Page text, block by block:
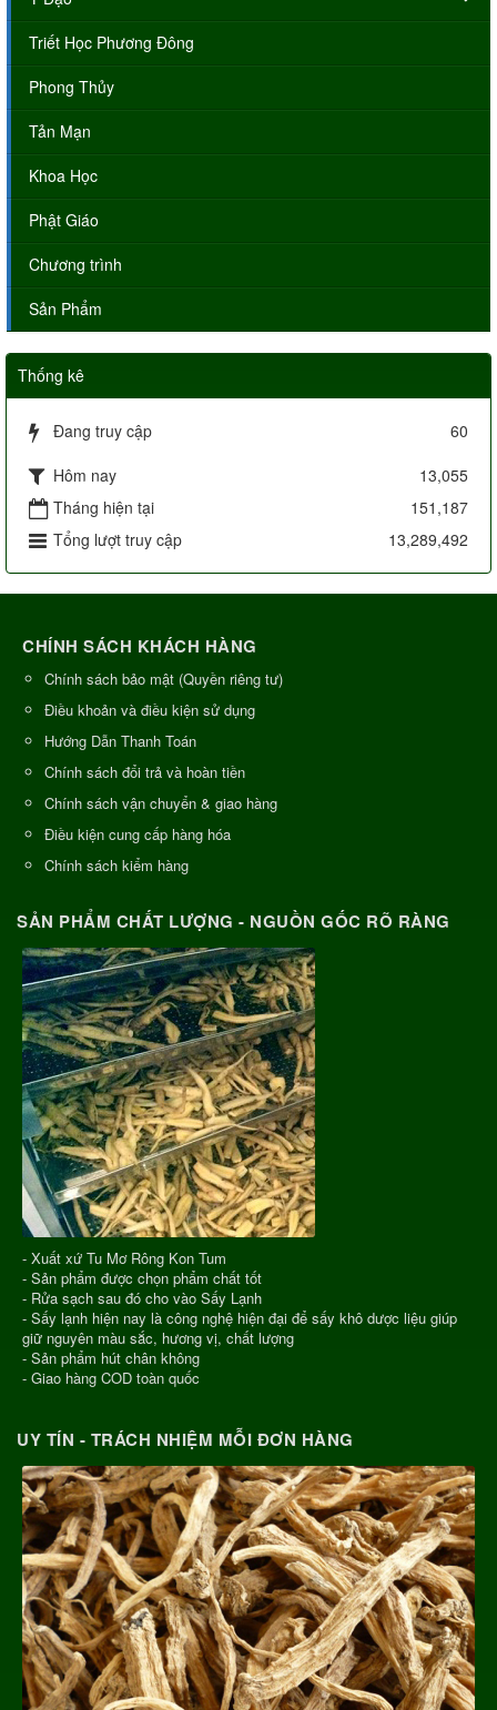
Triết Học Phương Đông
Phong Thủy
Tản Mạn
Khoa Học
Phật Giáo
Chương trình
Sản Phẩm
Thống kê
Đang truy cập
60
Hôm nay
13,055
Tháng hiện tại
151,187
Tổng lượt truy cập
13,289,492
CHÍNH SÁCH KHÁCH HÀNG
Chính sách bảo mật (Quyền riêng tư)
Điều khoản và điều kiện sử dụng
Hướng Dẫn Thanh Toán
Chính sách đổi trả và hoàn tiền
Chính sách vận chuyển & giao hàng
Điều kiện cung cấp hàng hóa
Chính sách kiểm hàng
SẢN PHẨM CHẤT LƯỢNG - NGUỒN GỐC RÕ RÀNG
- Xuất xứ Tu Mơ Rông Kon Tum
- Sản phẩm được chọn phẩm chất tốt
- Rửa sạch sau đó cho vào Sấy Lạnh
- Sấy lạnh hiện nay là công nghệ hiện đại để sấy khô dược liệu giúp
giữ nguyên màu sắc, hương vị, chất lượng
- Sản phẩm hút chân không
- Giao hàng COD toàn quốc
UY TÍN - TRÁCH NHIỆM MỖI ĐƠN HÀNG